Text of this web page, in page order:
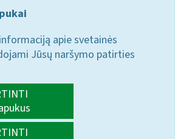
apie svetainės
Jūsų naršymo patirties